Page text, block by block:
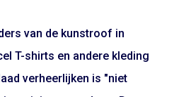
van de kunstroof in
T-shirts en andere kleding
verheerlijken is "niet